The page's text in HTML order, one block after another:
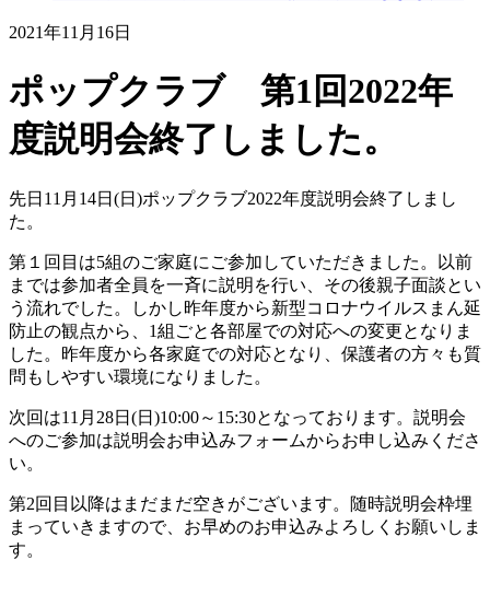
2021年11月16日
ポップクラブ 第1回2022年
度説明会終了しました。
先日11月14日(日)ポップクラブ2022年度説明会終了しまし
た。
第１回目は5組のご家庭にご参加していただきました。以前
までは参加者全員を一斉に説明を行い、その後親子面談とい
う流れでした。しかし昨年度から新型コロナウイルスまん延
防止の観点から、1組ごと各部屋での対応への変更となりま
した。昨年度から各家庭での対応となり、保護者の方々も質
問もしやすい環境になりました。
次回は11月28日(日)10:00～15:30となっております。説明会
へのご参加は説明会お申込みフォームからお申し込みくださ
い。
第2回目以降はまだまだ空きがございます。随時説明会枠埋
まっていきますので、お早めのお申込みよろしくお願いしま
す。